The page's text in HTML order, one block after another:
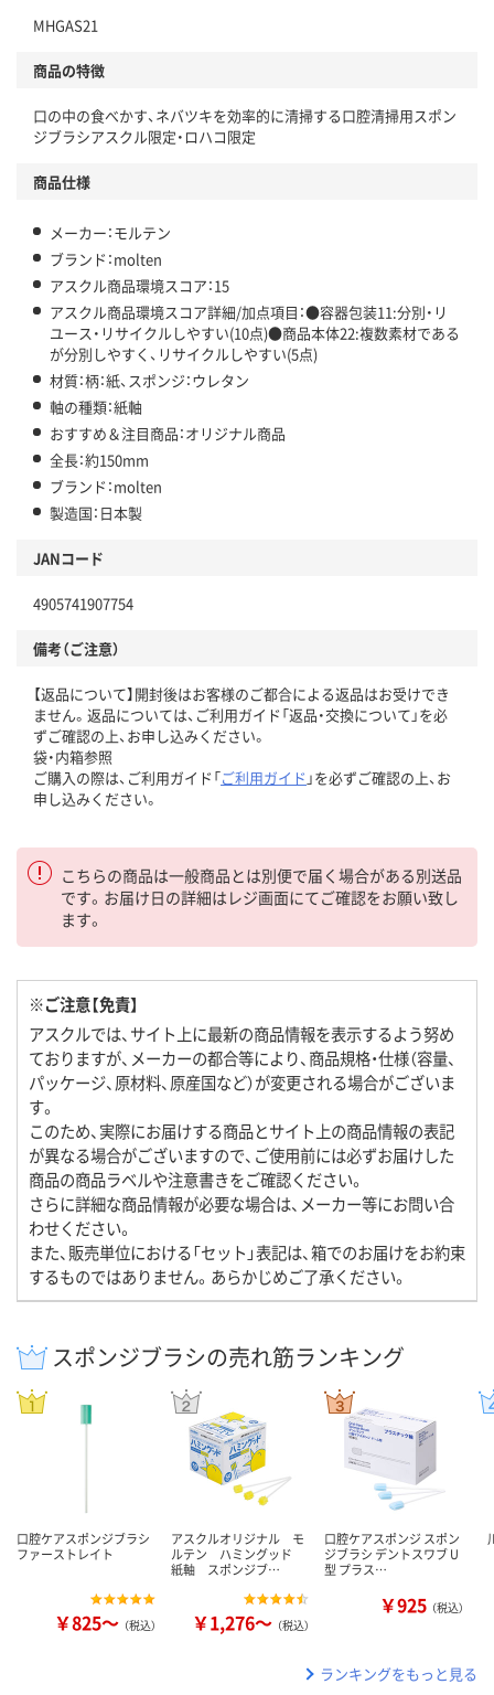
仕組
この商品の環境配慮ポイントです。下記商品詳細「
アスクル商品環境スコア詳細／加点項目
MHGAS21
商品の特徴
口の中の食べかす、ネバツキを効率的に清掃する口腔清掃用スポン
ジブラシアスクル限定・ロハコ限定
商品仕様
メーカー：モルテン
ブランド：molten
アスクル商品環境スコア：15
アスクル商品環境スコア詳細/加点項目：●容器包装11:分別・リ
ユース・リサイクルしやすい(10点)●商品本体22:複数素材である
が分別しやすく、リサイクルしやすい(5点)
材質：柄：紙、スポンジ：ウレタン
軸の種類：紙軸
おすすめ＆注目商品：オリジナル商品
全長：約150mm
ブランド：molten
製造国：日本製
JANコード
4905741907754
備考（ご注意）
【返品について】開封後はお客様のご都合による返品はお受けでき
ません。返品については、ご利用ガイド「返品・交換について」を必
ずご確認の上、お申し込みください。
袋・内箱参照
ご購入の際は、ご利用ガイド「ご利用ガイド 」を必ずご確認の上、お
申し込みください。
こちらの商品は一般商品とは別便で届く場合がある別送品
です。お届け日の詳細はレジ画面にてご確認をお願い致し
ます。
※ご注意【免責】
アスクルでは、サイト上に最新の商品情報を表示するよう努め
ておりますが、メーカーの都合等により、商品規格・仕様（容量、
パッケージ、原材料、原産国など）が変更される場合がございま
す。
このため、実際にお届けする商品とサイト上の商品情報の表記
が異なる場合がございますので、ご使用前には必ずお届けした
商品の商品ラベルや注意書きをご確認ください。
さらに詳細な商品情報が必要な場合は、メーカー等にお問い合
わせください。
また、販売単位における「セット」表記は、箱でのお届けをお約束
するものではありません。あらかじめご了承ください。
スポンジブラシの売れ筋ランキング
口腔ケアスポンジブラシ
ファーストレイト
￥825～ （税込）
アスクルオリジナル モ
ルテン ハミングッド
紙軸 スポンジブ…
￥1,276～ （税込）
口腔ケアスポンジ スポン
ジブラシ デントスワブ U
型 プラス…
￥925 （税込）
ランキングをもっと見る